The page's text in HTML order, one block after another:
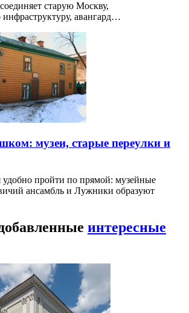
старую Москву,
авангард…
музеи, старые переулки и
удобно пройти по прямой: музейные
ансамбль и Лужники образуют
интересные